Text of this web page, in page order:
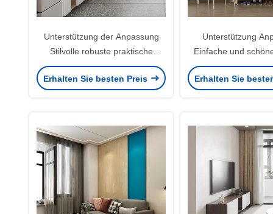
Unterstützung der Anpassung
Stilvolle robuste praktische
Wohnungsmöbel Studenten
Schreibtisch Büro Schreibtisch
Erhalten Sie besten Preis
Unterstützung
Einfache und
Zertifizierung der
Möbel Tür
Erhalten Sie